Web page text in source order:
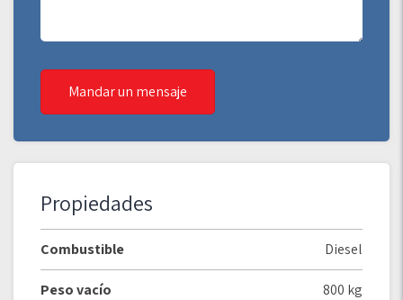
Mandar un mensaje
Propiedades
Combustible Diesel
Peso vacío 800 kg